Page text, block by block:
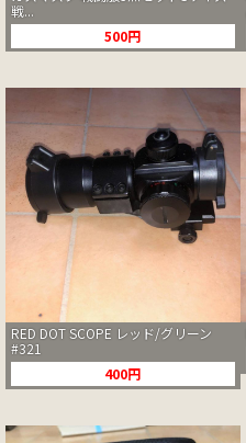
戦...
500円
RED DOT SCOPE レッド/グリーン
#321
400円